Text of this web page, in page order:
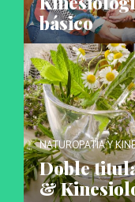
básico
NATUROPATÍA Y
Doble
&